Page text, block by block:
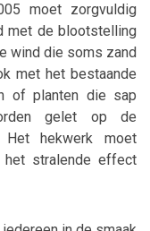
moet zorgvuldig
met de blootstelling
wind die soms zand
met het bestaande
of planten die sap
gelet op de
hekwerk moet
het stralende effect